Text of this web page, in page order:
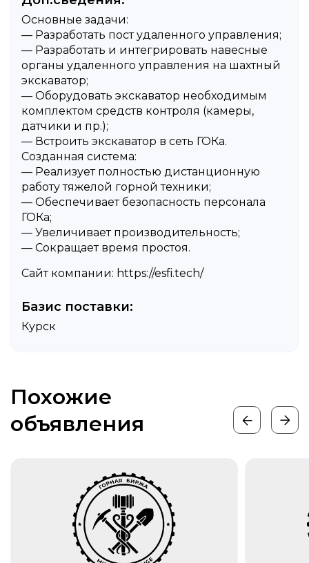
Основные задачи:
— Разработать пост удаленного управления;
— Разработать и интегрировать навесные
органы удаленного управления на шахтный
экскаватор;
— Оборудовать экскаватор необходимым
комплектом средств контроля (камеры,
датчики и пр.);
— Встроить экскаватор в сеть ГОКа.
Созданная система:
— Реализует полностью дистанционную
работу тяжелой горной техники;
— Обеспечивает безопасность персонала
ГОКа;
— Увеличивает производительность;
— Сокращает время простоя.
Сайт компании: https://esfi.tech/
Базис поставки:
Курск
Похожие
объявления